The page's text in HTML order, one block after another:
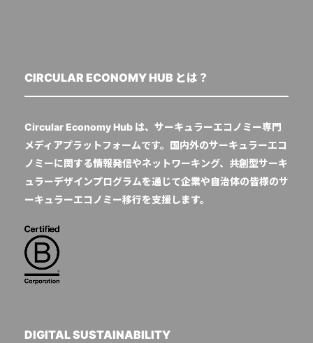
CIRCULAR ECONOMY HUB とは？
Circular Economy Hub は、サーキュラーエコノミー専門
メディアプラットフォームです。国内外のサーキュラーエコ
ノミーに関する情報発信やネットワーキング、共創型サーキ
ュラーデザインプログラムを通じて企業や自治体の皆様のサ
ーキュラーエコノミー移行を支援します。
DIGITAL SUSTAINABILITY